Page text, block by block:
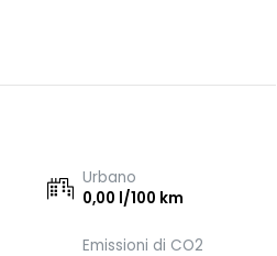
Urbano
0,00 l/100 km
Emissioni di CO2